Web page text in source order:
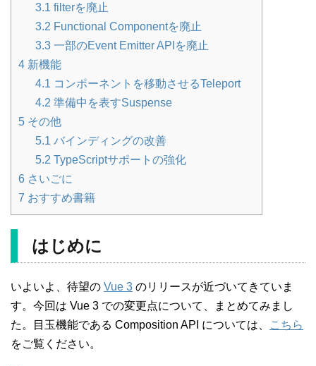
3.1 filterを廃止
3.2 Functional Componentを廃止
3.3 一部のEvent Emitter APIを廃止
4 新機能
4.1 コンポーネントを移動させるTeleport
4.2 準備中を表すSuspense
5 その他
5.1 バインディングの改善
5.2 TypeScriptサポートの強化
6 さいごに
7 おすすめ書籍
はじめに
いよいよ、待望の Vue 3 のリリースが近づいてきていま
す。今回は Vue 3 での変更点について、まとめてみまし
た。目玉機能である Composition API については、
こちら
をご覧ください。